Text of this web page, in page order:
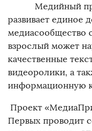
Медийный
развивает единое
медиасообщество
взрослый может
качественные
видеоролики, а
информационную
Проект
Первых проводит